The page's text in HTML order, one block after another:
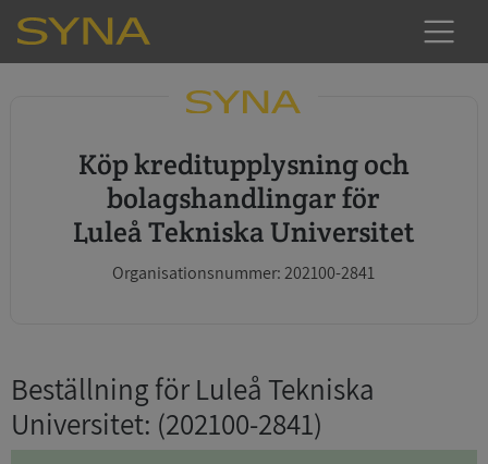
Köp kreditupplysning och
bolagshandlingar för
Luleå Tekniska Universitet
Organisationsnummer: 202100-2841
Beställning för Luleå Tekniska
Universitet: (202100-2841)